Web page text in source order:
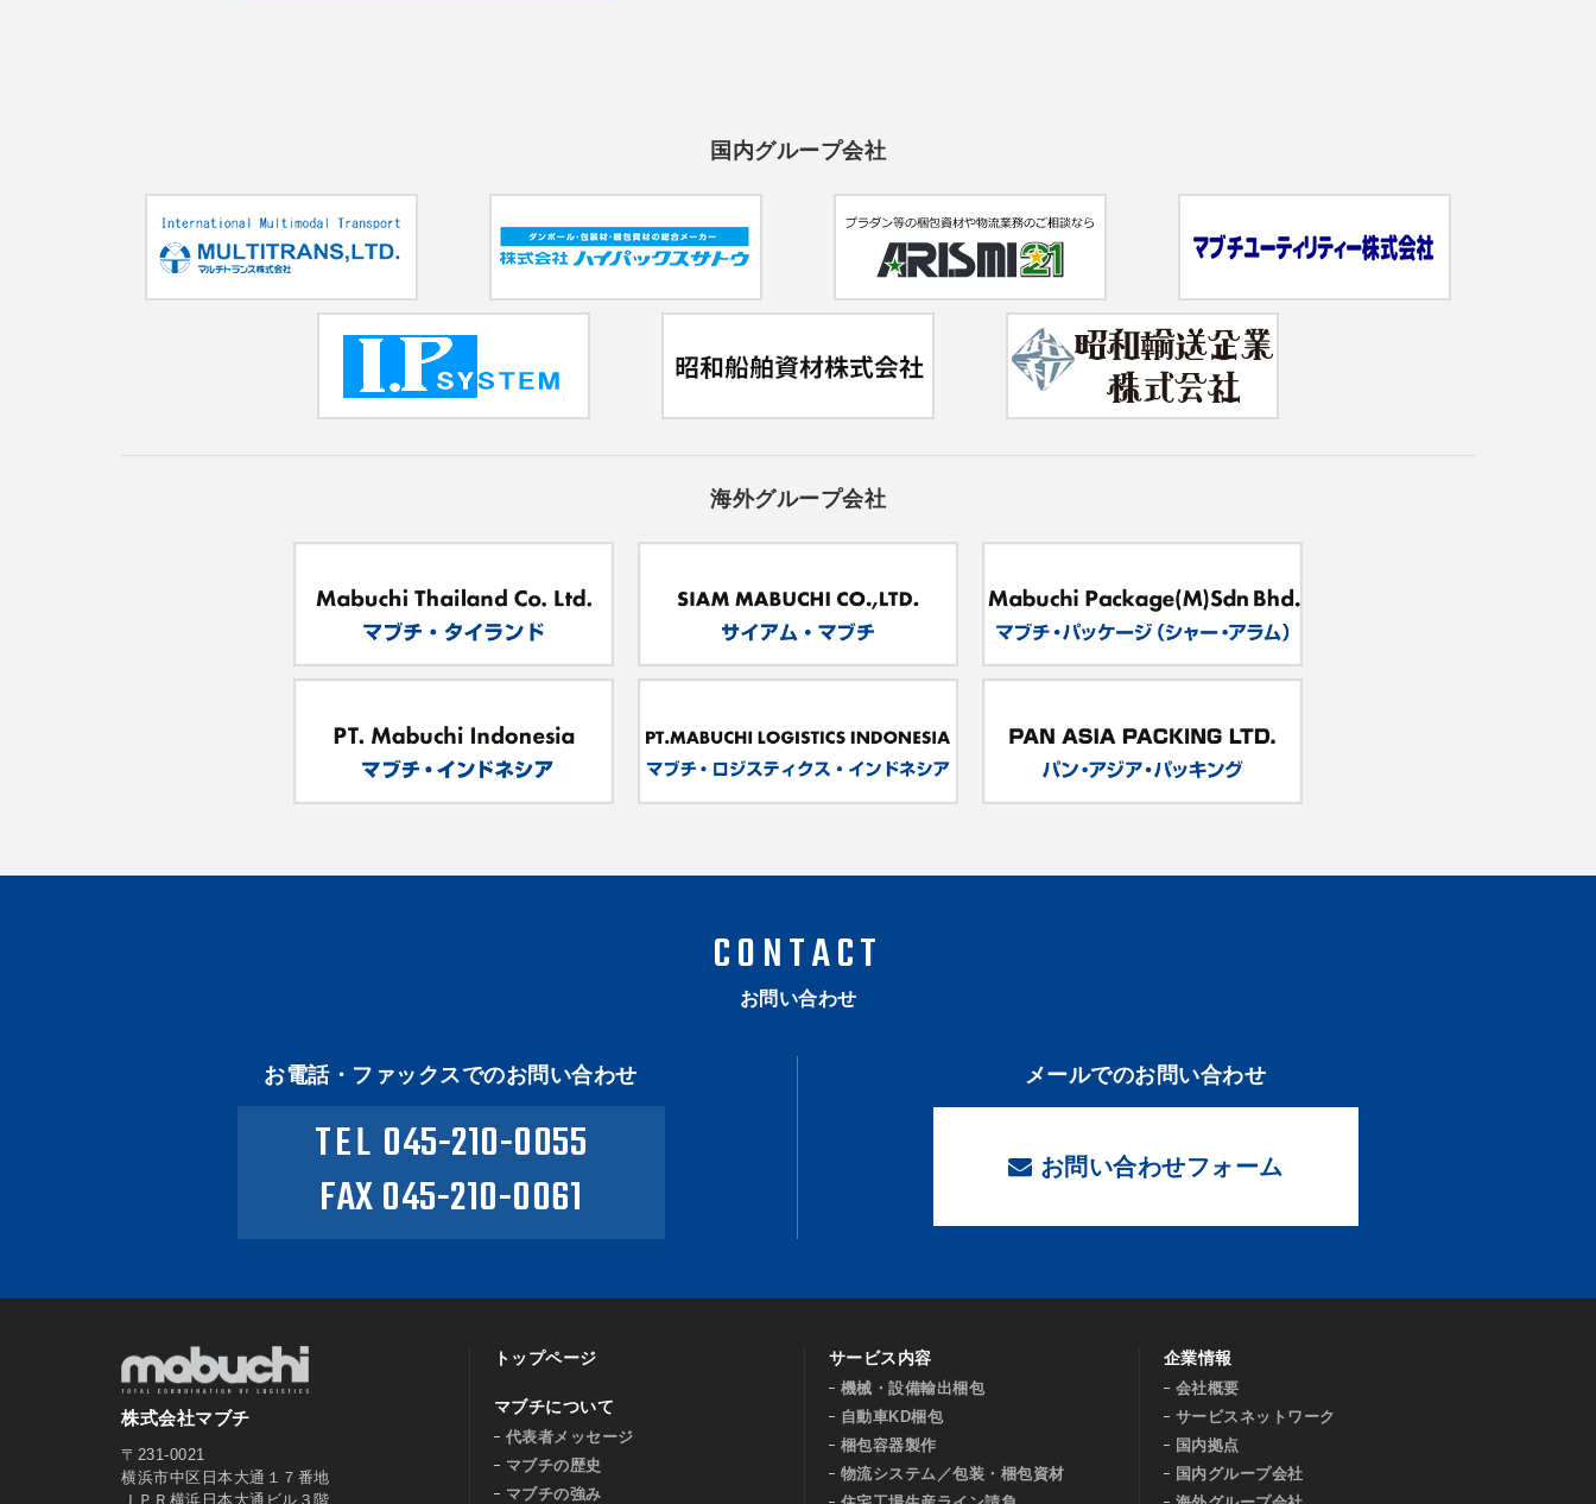
国内グループ会社
海外グループ会社
CONTACT
お問い合わせ
お電話・ファックスでのお問い合わせ
TEL 045-210-0055
FAX 045-210-0061
メールでのお問い合わせ
お問い合わせフォーム
株式会社マブチ
〒231-0021
横浜市中区日本大通１７番地
ＪＰＲ横浜日本大通ビル３階
トップページ
マブチについて
代表者メッセージ
マブチの歴史
マブチの強み
サービス内容
機械・設備輸出梱包
自動車KD梱包
梱包容器製作
物流システム／包装・梱包資材
企業情報
会社概要
サービスネットワーク
国内拠点
国内グループ会社